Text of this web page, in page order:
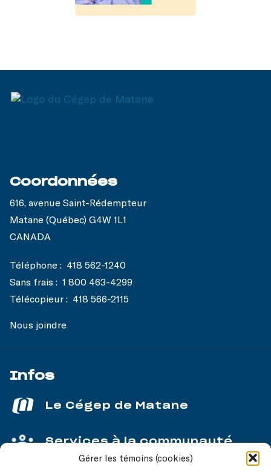
Gérer les témoins (cookies)
Coordonnées
616, avenue Saint-Rédempteur
Matane (Québec) G4W 1L1
CANADA
Téléphone : 418 562-1240
Sans frais : 1 800 463-4299
Télécopieur : 418 566-2115
Nous joindre
Infos
Le Cégep de Matane
Services à la communauté